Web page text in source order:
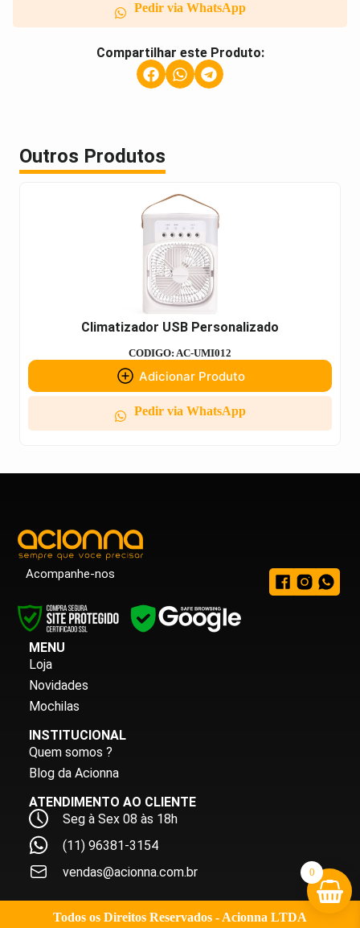
Pedir via WhatsApp
Compartilhar este Produto:
Outros Produtos
Climatizador USB Personalizado
CODIGO: AC-UMI012
Adicionar Produto
Pedir via WhatsApp
Acompanhe-nos
MENU
Loja
Novidades
Mochilas
INSTITUCIONAL
Quem somos ?
Blog da Acionna
ATENDIMENTO AO CLIENTE
Seg à Sex 08 às 18h
(11) 96381-3154
vendas@acionna.com.br
Todos os Direitos Reservados - Acionna LTDA
0